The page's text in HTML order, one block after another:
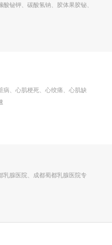
铋钾、碳酸氢钠、胶体果胶铋、
病、心肌梗死、心绞痛、心肌缺
乳腺医院、成都蜀都乳腺医院专